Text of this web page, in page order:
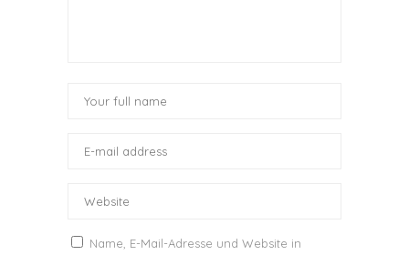
Name, E-Mail-Adresse und Website in